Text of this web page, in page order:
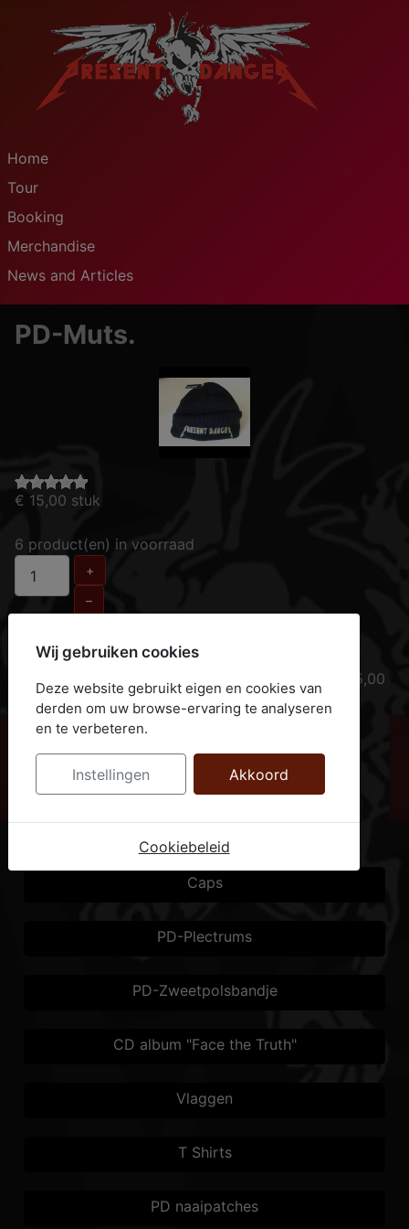
Home
Tour
Booking
Merchandise
News and Articles
Caps
PD-Plectrums
PD-Zweetpolsbandje
CD album "Face the Truth"
Vlaggen
T Shirts
PD naaipatches
PD-Muts.
€ 15,00 stuk
6 product(en) in voorraad
+
–
Muts met geborduurd logo met camoletters € 15,00
Verzend kosten (ongeacht aantal) € 5,00
PD winkelwagen
De winkelwagen is leeg
Wij gebruiken cookies
Deze website gebruikt eigen en cookies van
derden om uw browse-ervaring te analyseren
en te verbeteren.
Instellingen Akkoord
Cookiebeleid